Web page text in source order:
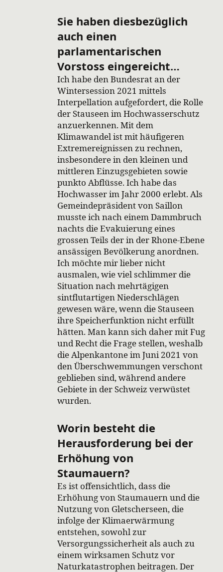
Sie haben diesbezüglich
auch einen
parlamentarischen
Vorstoss eingereicht…
Ich habe den Bundesrat an der
Wintersession 2021 mittels
Interpellation aufgefordert, die Rolle
der Stauseen im Hochwasserschutz
anzuerkennen. Mit dem
Klimawandel ist mit häufigeren
Extremereignissen zu rechnen,
insbesondere in den kleinen und
mittleren Einzugsgebieten sowie
punkto Abflüsse. Ich habe das
Hochwasser im Jahr 2000 erlebt. Als
Gemeindepräsident von Saillon
musste ich nach einem Dammbruch
nachts die Evakuierung eines
grossen Teils der in der Rhone-Ebene
ansässigen Bevölkerung anordnen.
Ich möchte mir lieber nicht
ausmalen, wie viel schlimmer die
Situation nach mehrtägigen
sintflutartigen Niederschlägen
gewesen wäre, wenn die Stauseen
ihre Speicherfunktion nicht erfüllt
hätten. Man kann sich daher mit Fug
und Recht die Frage stellen, weshalb
die Alpenkantone im Juni 2021 von
den Überschwemmungen verschont
geblieben sind, während andere
Gebiete in der Schweiz verwüstet
wurden.
Worin besteht die
Herausforderung bei der
Erhöhung von
Staumauern?
Es ist offensichtlich, dass die
Erhöhung von Staumauern und die
Nutzung von Gletscherseen, die
infolge der Klimaerwärmung
entstehen, sowohl zur
Versorgungssicherheit als auch zu
einem wirksamen Schutz vor
Naturkatastrophen beitragen. Der